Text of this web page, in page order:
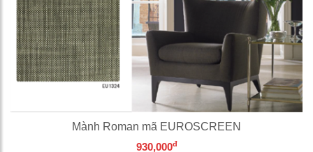
Mành Roman mã EUROSCREEN
930,000đ